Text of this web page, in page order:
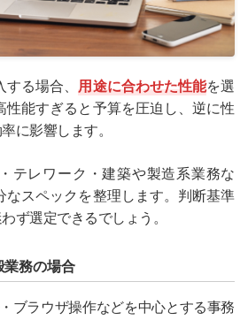
する場合、用途に合わせた性能を選
能すぎると予算を圧迫し、逆に性
に影響します。
テレワーク・建築や製造系業務な
なスペックを整理します。判断基準
ず選定できるでしょう。
務の場合
ブラウザ操作などを中心とする事務